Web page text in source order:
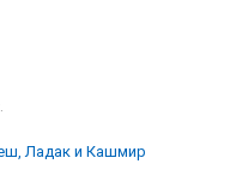
Ладак и Кашмир